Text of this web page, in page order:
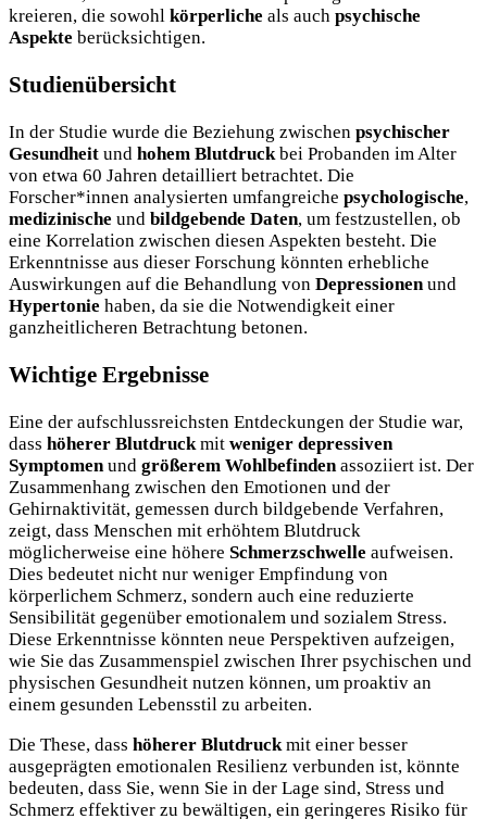
kreieren, die sowohl körperliche als auch psychische
Aspekte berücksichtigen.
Studienübersicht
In der Studie wurde die Beziehung zwischen psychischer
Gesundheit und hohem Blutdruckbei Probanden im Alter
von etwa 60 Jahren detailliert betrachtet. Die
Forscher*innen analysierten umfangreiche psychologische,
medizinische und bildgebende Daten, um festzustellen, ob
eine Korrelation zwischen diesen Aspekten besteht. Die
Erkenntnisse aus dieser Forschung könnten erhebliche
Auswirkungen auf die Behandlung von Depressionenund
Hypertonie haben, da sie die Notwendigkeit einer
ganzheitlicheren Betrachtung betonen.
Wichtige Ergebnisse
Eine der aufschlussreichsten Entdeckungen der Studie war,
dass höherer Blutdruckmit weniger depressiven
Symptomenund größerem Wohlbefindenassoziiert ist. Der
Zusammenhang zwischen den Emotionen und der
Gehirnaktivität, gemessen durch bildgebende Verfahren,
zeigt, dass Menschen mit erhöhtem Blutdruck
möglicherweise eine höhere Schmerzschwelle aufweisen.
Dies bedeutet nicht nur weniger Empfindung von
körperlichem Schmerz, sondern auch eine reduzierte
Sensibilität gegenüber emotionalem und sozialem Stress.
Diese Erkenntnisse könnten neue Perspektiven aufzeigen,
wie Sie das Zusammenspiel zwischen Ihrer psychischen und
physischen Gesundheit nutzen können, um proaktiv an
einem gesunden Lebensstil zu arbeiten.
Die These, dass höherer Blutdruckmit einer besser
ausgeprägten emotionalen Resilienz verbunden ist, könnte
bedeuten, dass Sie, wenn Sie in der Lage sind, Stress und
Schmerz effektiver zu bewältigen, ein geringeres Risiko für